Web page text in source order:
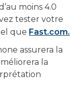
moins 4.0
tester votre
que Fast.com.
assurera la
la